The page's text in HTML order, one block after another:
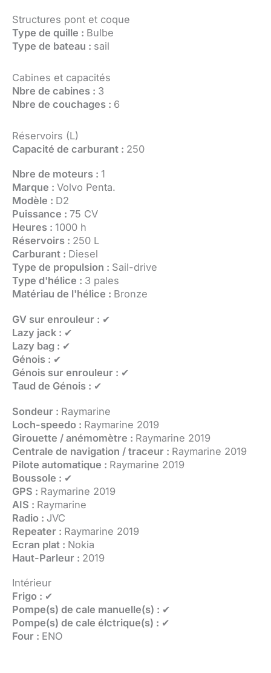
Structures pont et coque
Type de quille : Bulbe
Type de bateau : sail
Cabines et capacités
Nbre de cabines : 3
Nbre de couchages : 6
Réservoirs (L)
Capacité de carburant : 250
Nbre de moteurs : 1
Marque : Volvo Penta.
Modèle : D2
Puissance : 75 CV
Heures : 1000 h
Réservoirs : 250 L
Carburant : Diesel
Type de propulsion : Sail-drive
Type d'hélice : 3 pales
Matériau de l'hélice : Bronze
GV sur enrouleur : ✔
Lazy jack : ✔
Lazy bag : ✔
Génois : ✔
Génois sur enrouleur : ✔
Taud de Génois : ✔
Sondeur : Raymarine
Loch-speedo : Raymarine 2019
Girouette / anémomètre : Raymarine 2019
Centrale de navigation / traceur : Raymarine 2019
Pilote automatique : Raymarine 2019
Boussole : ✔
GPS : Raymarine 2019
AIS : Raymarine
Radio : JVC
Repeater : Raymarine 2019
Ecran plat : Nokia
Haut-Parleur : 2019
Intérieur
Frigo : ✔
Pompe(s) de cale manuelle(s) : ✔
Pompe(s) de cale élctrique(s) : ✔
Four : ENO